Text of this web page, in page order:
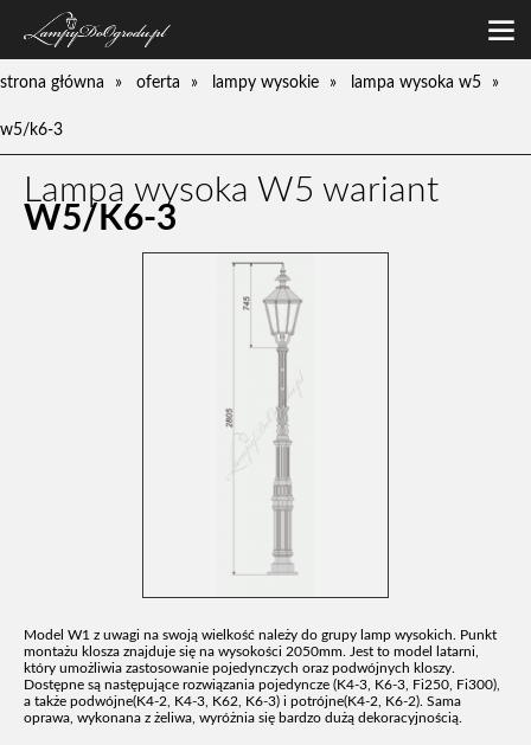
oferta
kinkiety
galeria
o firmie
zamówienia
kontakt
strona główna oferta lampy wysokie lampa wysoka w5
w5/k6-3
Lampa wysoka W5 wariant
W5/K6-3
Model W1 z uwagi na swoją wielkość należy do grupy lamp wysokich. Punkt
montażu klosza znajduje się na wysokości 2050mm. Jest to model latarni,
który umożliwia zastosowanie pojedynczych oraz podwójnych kloszy.
Dostępne są następujące rozwiązania pojedyncze (K4-3, K6-3, Fi250, Fi300),
a także podwójne(K4-2, K4-3, K62, K6-3) i potrójne(K4-2, K6-2). Sama
oprawa, wykonana z żeliwa, wyróżnia się bardzo dużą dekoracyjnością.